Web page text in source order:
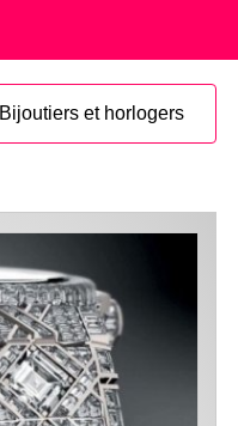
Bijoutiers et horlogers